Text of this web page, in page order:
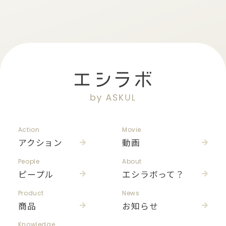
アクション
Action
ピープル
People
商品
Product
動画
Movie
エシラボって？
About
お知らせ
News